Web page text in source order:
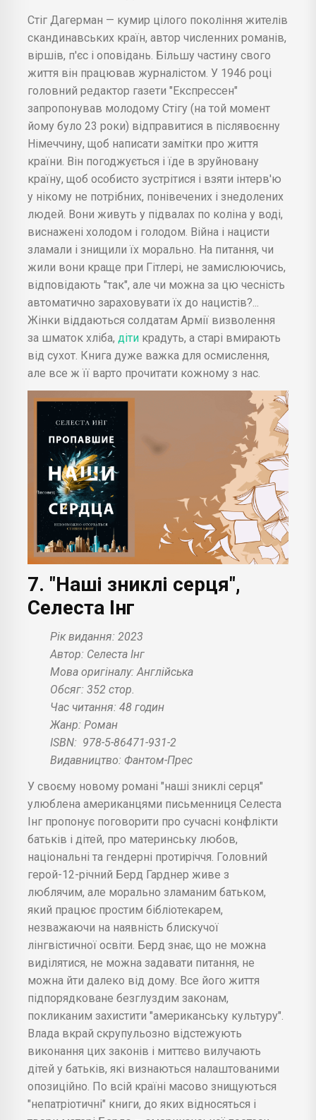
Стіг Дагерман — кумир цілого покоління жителів
скандинавських країн, автор численних романів,
віршів, п'єс і оповідань. Більшу частину свого
життя він працював журналістом. У 1946 році
головний редактор газети "Експрессен"
запропонував молодому Стігу (на той момент
йому було 23 роки) відправитися в післявоєнну
Німеччину, щоб написати замітки про життя
країни. Він погоджується і їде в зруйновану
країну, щоб особисто зустрітися і взяти інтерв'ю
у нікому не потрібних, понівечених і знедолених
людей. Вони живуть у підвалах по коліна у воді,
виснажені холодом і голодом. Війна і нацисти
зламали і знищили їх морально. На питання, чи
жили вони краще при Гітлері, не замислюючись,
відповідають "так", але чи можна за цю чесність
автоматично зараховувати їх до нацистів?...
Жінки віддаються солдатам Армії визволення
за шматок хліба, діти крадуть, а старі вмирають
від сухот. Книга дуже важка для осмислення,
але все ж її варто прочитати кожному з нас.
7. "Наші зниклі серця",
Селеста Інг
Рік видання: 2023
Автор: Селеста Інг
Мова оригіналу: Англійська
Обсяг: 352 стор.
Час читання: 48 годин
Жанр: Роман
ISBN: 978-5-86471-931-2
Видавництво: Фантом-Прес
У своєму новому романі "наші зниклі серця"
улюблена американцями письменниця Селеста
Інг пропонує поговорити про сучасні конфлікти
батьків і дітей, про материнську любов,
національні та гендерні протиріччя. Головний
герой-12-річний Берд Гарднер живе з
люблячим, але морально зламаним батьком,
який працює простим бібліотекарем,
незважаючи на наявність блискучої
лінгвістичної освіти. Берд знає, що не можна
виділятися, не можна задавати питання, не
можна йти далеко від дому. Все його життя
підпорядковане безглуздим законам,
покликаним захистити "американську культуру".
Влада вкрай скрупульозно відстежують
виконання цих законів і миттєво вилучають
дітей у батьків, які визнаються налаштованими
опозиційно. По всій країні масово знищуються
"непатріотичні" книги, до яких відносяться і